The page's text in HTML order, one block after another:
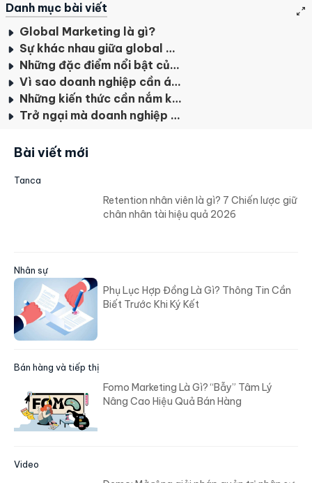
Danh mục bài viết
Global Marketing là gì?
Sự khác nhau giữa global marketing và international marketing
Những đặc điểm nổi bật của global marketing
Vì sao doanh nghiệp cần áp dụng chiến lược global marketing
Những kiến thức cần nắm khi tiếp cận chiến lược global marketing
Trở ngại mà doanh nghiệp cần phải đối mặt
Bài viết mới
Tanca
Retention nhân viên là gì? 7 Chiến lược giữ
chân nhân tài hiệu quả 2026
Nhân sự
Phụ Lục Hợp Đồng Là Gì? Thông Tin Cần
Biết Trước Khi Ký Kết
Bán hàng và tiếp thị
Fomo Marketing Là Gì? “Bẫy” Tâm Lý
Nâng Cao Hiệu Quả Bán Hàng
Video